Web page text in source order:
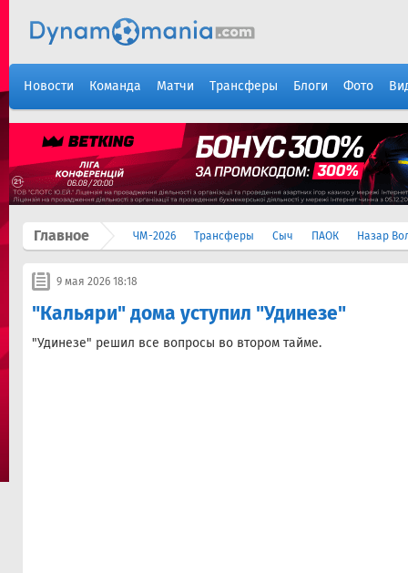
Новости Команда Матчи Трансферы Блоги Фото
Главное ЧМ-2026 Трансферы Сыч ПАОК Назар
9 мая 2026 18:18
"Кальяри" дома уступил "Удинезе"
"Удинезе" решил все вопросы во втором тайме.